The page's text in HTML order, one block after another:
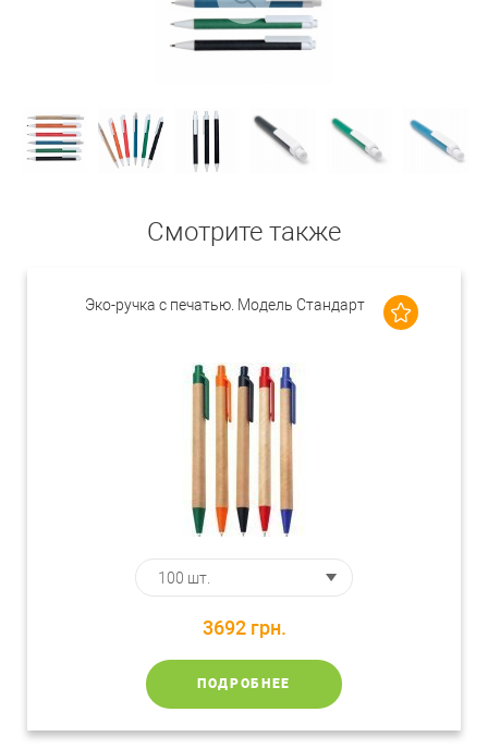
Смотрите также
Эко-ручка с печатью. Модель Стандарт
3692 грн.
ПОДРОБНЕЕ